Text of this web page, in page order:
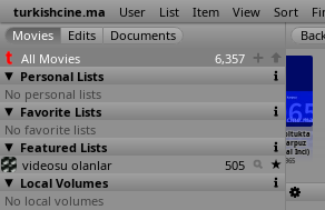
turkishcine.ma User List Item View Sort
All Movies
6,357
Personal Lists
No personal lists
Favorite Lists
No favorite lists
Featured Lists
videosu olanlar
505
Local Volumes
No local volumes
Aman dünya
ne dar imis
(Kemal Inci)
Bir koltukta
iki karpuz
(Kemal Inci)
1965